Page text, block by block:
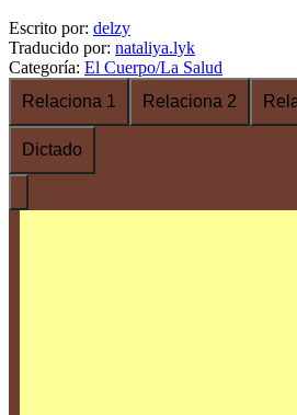
Escrito por: delzy
Traducido por: nataliya.lyk
Categoría: El Cuerpo/La Salud
Relaciona 1
Relaciona 2
Dictado